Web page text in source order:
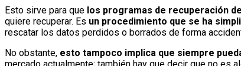
Esto sirve para que los programas de recuperación
quiere recuperar. Es un procedimiento que se ha
rescatar los datos perdidos o borrados de forma
No obstante, esto tampoco implica que siempre
mercado actualmente; también hay que decir que no es